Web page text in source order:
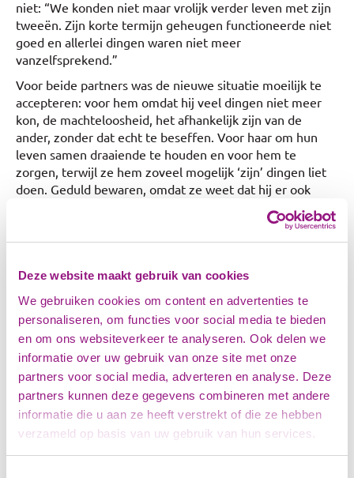
Deze website maakt gebruik van cookies
We gebruiken cookies om content en advertenties te
personaliseren, om functies voor social media te bieden
en om ons websiteverkeer te analyseren. Ook delen we
informatie over uw gebruik van onze site met onze
partners voor social media, adverteren en analyse. Deze
partners kunnen deze gegevens combineren met andere
informatie die u aan ze heeft verstrekt of die ze hebben
verzameld op basis van uw gebruik van hun services.
niet: “We konden niet maar vrolijk verder leven met zijn
tweeën. Zijn korte termijn geheugen functioneerde niet
goed en allerlei dingen waren niet meer
vanzelfsprekend.”
Voor beide partners was de nieuwe situatie moeilijk te
accepteren: voor hem omdat hij veel dingen niet meer
kon, de machteloosheid, het afhankelijk zijn van de
ander, zonder dat echt te beseffen. Voor haar om hun
leven samen draaiende te houden en voor hem te
zorgen, terwijl ze hem zoveel mogelijk ‘zijn’ dingen liet
doen. Geduld bewaren, omdat ze weet dat hij er ook
Haar man ging naar de huisarts. Die stuurde hem door
aangeboren hersenletsel. “Die hulp heeft twee jaar
geduurd. Mijn man had het gevoel dat het wel weer ging.
Ik stond steeds aan en leerde dat ik niet te veel tegelijk
moet vragen.” Corona heeft er ook geen goed aan
gedaan, het gevoel van isolement werd door de
lockdowns nog versterkt.
Gewoon doorgaan
In 2021 is Marjorie gevallen: “Mijn schouder moest
vervangen worden. Ik bestelde maaltijdpakketten, maar